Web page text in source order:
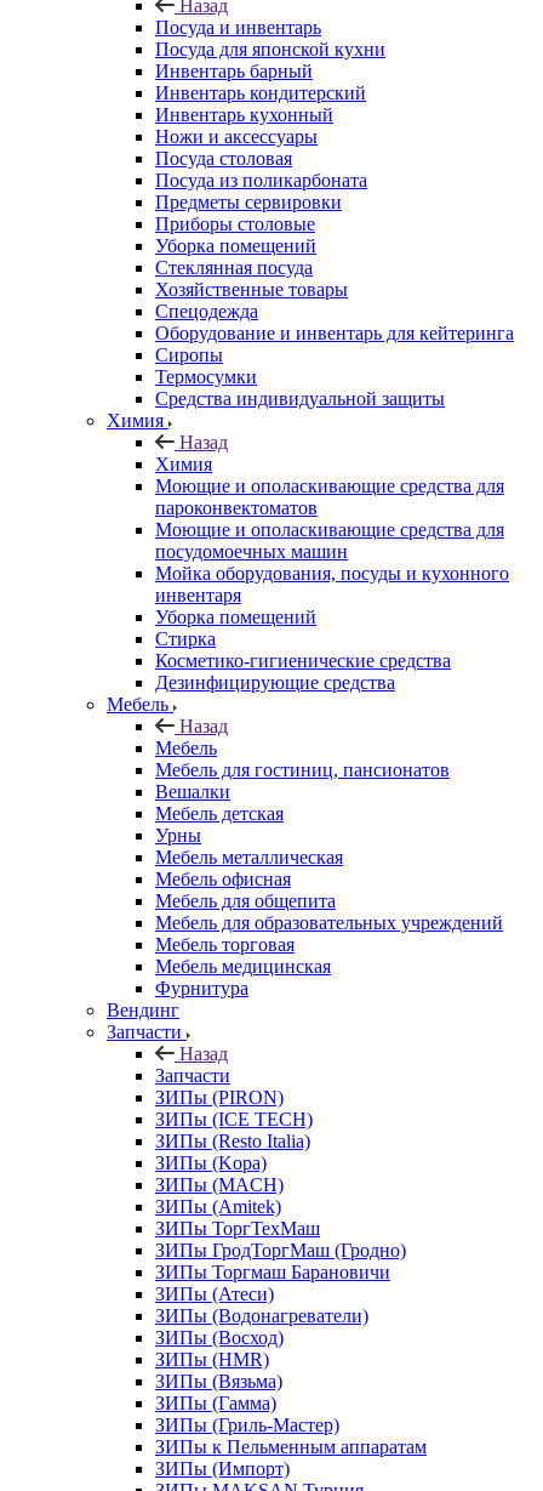
Назад
Посуда и инвентарь
Посуда для японской кухни
Инвентарь барный
Инвентарь кондитерский
Инвентарь кухонный
Ножи и аксессуары
Посуда столовая
Посуда из поликарбоната
Предметы сервировки
Приборы столовые
Уборка помещений
Стеклянная посуда
Хозяйственные товары
Спецодежда
Оборудование и инвентарь для кейтеринга
Сиропы
Термосумки
Средства индивидуальной защиты
Химия
Назад
Химия
Моющие и ополаскивающие средства для
пароконвектоматов
Моющие и ополаскивающие средства для
посудомоечных машин
Мойка оборудования, посуды и кухонного
инвентаря
Уборка помещений
Стирка
Косметико-гигиенические средства
Дезинфицирующие средства
Мебель
Назад
Мебель
Мебель для гостиниц, пансионатов
Вешалки
Мебель детская
Урны
Мебель металлическая
Мебель офисная
Мебель для общепита
Мебель для образовательных учреждений
Мебель торговая
Мебель медицинская
Фурнитура
Вендинг
Запчасти
Назад
Запчасти
ЗИПы (PIRON)
ЗИПы (ICE TECH)
ЗИПы (Resto Italia)
ЗИПы (Kopa)
ЗИПы (MACH)
ЗИПы (Amitek)
ЗИПы ТоргТехМаш
ЗИПы ГродТоргМаш (Гродно)
ЗИПы Торгмаш Барановичи
ЗИПы (Атеси)
ЗИПы (Водонагреватели)
ЗИПы (Восход)
ЗИПы (HMR)
ЗИПы (Вязьма)
ЗИПы (Гамма)
ЗИПы (Гриль-Мастер)
ЗИПы к Пельменным аппаратам
ЗИПы (Импорт)